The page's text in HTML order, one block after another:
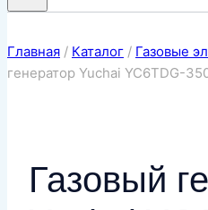
Главная / Каталог / Газовые
генератор Yuchai YC6TDG-
Газовый